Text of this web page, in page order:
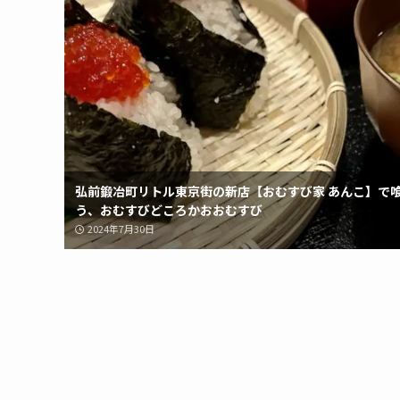
弘前鍛冶町リトル東京街の新店【おむすび家 あんこ】で
う、おむすびどころかおおむすび
2024年7月30日